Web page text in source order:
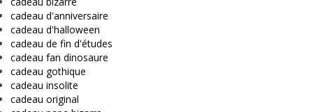
cadeau d'anniversaire
cadeau d'halloween
cadeau de fin d'études
cadeau fan dinosaure
cadeau gothique
cadeau insolite
cadeau original